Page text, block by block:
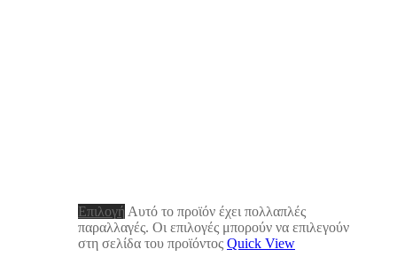
Επιλογή Αυτό το προϊόν έχει πολλαπλές
παραλλαγές. Οι επιλογές μπορούν να επιλεγούν
στη σελίδα του προϊόντος Quick View